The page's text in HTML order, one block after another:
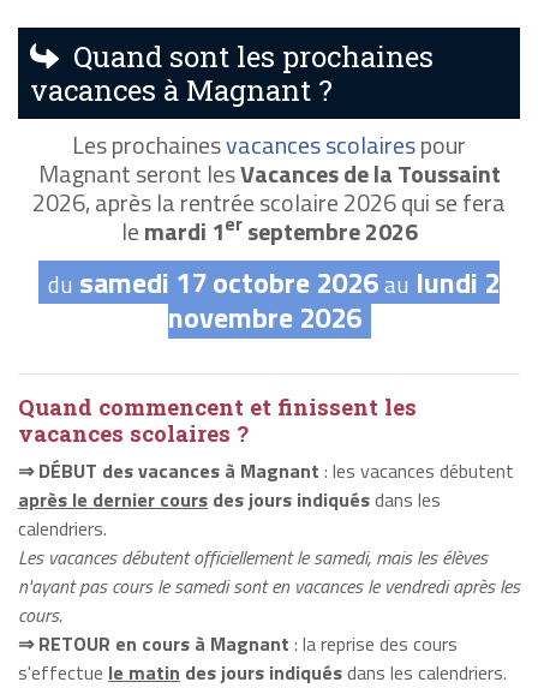
Quand sont les prochaines
vacances à Magnant ?
Les prochainesvacances scolairespour
Magnant seront lesVacances de la Toussaint
2026, après la rentrée scolaire 2026 qui se fera
lemardi 1erseptembre 2026
du samedi 17 octobre 2026au lundi 2
novembre 2026
Quand commencent et finissent les
vacances scolaires ?
⇒ DÉBUT des vacances à Magnant : les vacances débutent
après le dernier cours des jours indiquésdans les
calendriers.
Les vacances débutent officiellement le samedi, mais les élèves
n'ayant pas cours le samedi sont en vacances le vendredi après les
cours.
⇒ RETOUR en cours à Magnant : la reprise des cours
s'effectue le matin des jours indiquésdans les calendriers.